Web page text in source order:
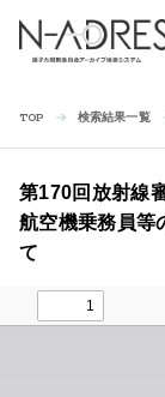
TOP 検索結果一覧
第170回放射線
航空機乗務員等
て